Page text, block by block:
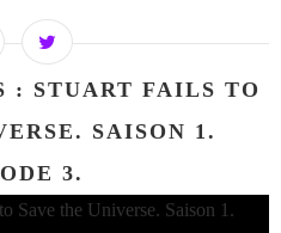
: STUART FAILS TO
SAISON 1.
3.